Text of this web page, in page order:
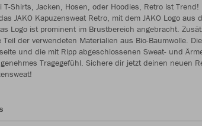
T-Shirts, Jacken, Hosen, oder Hoodies, Retro ist Trend!
JAKO Kapuzensweat Retro, mit dem JAKO Logo aus
Logo ist prominent im Brustbereich angebracht.
Teil der verwendeten Materialien aus Bio-Baumwolle.
und die mit Ripp abgeschlossenen Sweat- und
Tragegefühl. Sichere dir jetzt deinen neuen